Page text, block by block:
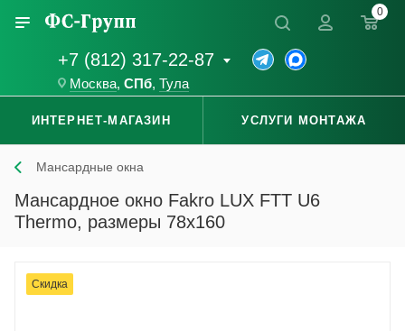
+7 (812) 317-22-87
Москва, СПб, Тула
0
ИНТЕРНЕТ-МАГАЗИН УСЛУГИ МОНТАЖА
Мансардные окна
Мансардное окно Fakro LUX FTT U6
Thermo, размеры 78x160
Скидка